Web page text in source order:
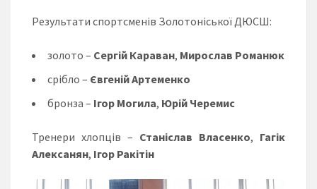
Результати спортсменів Золотоніської ДЮСШ:
золото – Сергій Караван, Мирослав Романюк
срібло – Євгеній Артеменко
бронза – Ігор Могила, Юрій Черемис
Тренери хлопців – Станіслав Власенко, Гагік
Алексанян, Ігор Ракітін